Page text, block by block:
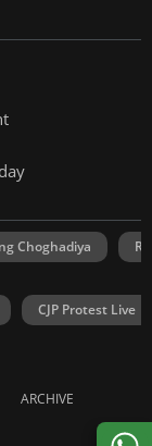
Choghadiya
CJP Protest Live
ARCHIVE